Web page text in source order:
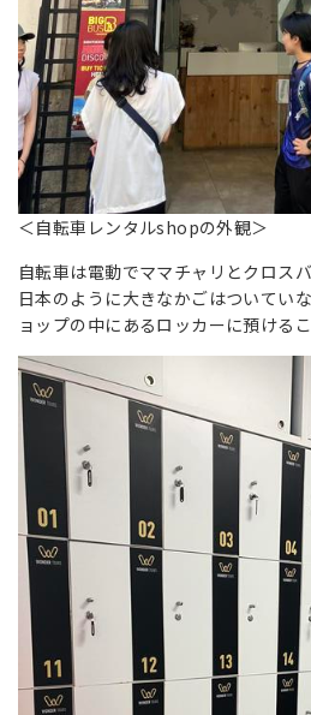
＜自転車レンタルshopの外観＞
自転車は電動でママチャリとクロス
日本のように大きなかごはついてい
ョップの中にあるロッカーに預けるこ